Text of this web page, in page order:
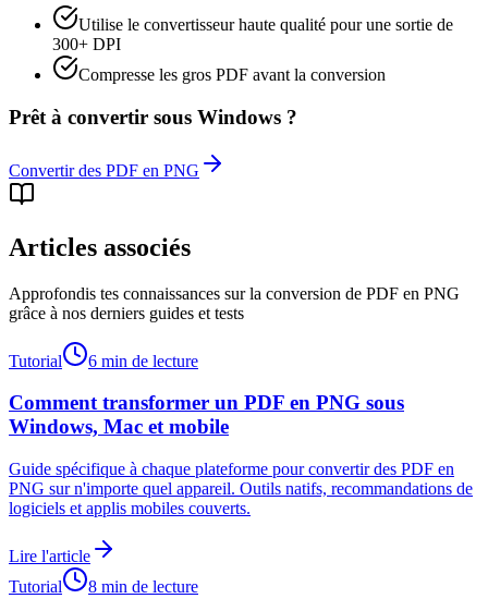
Utilise le convertisseur haute qualité pour une sortie de
300+ DPI
Compresse les gros PDF avant la conversion
Prêt à convertir sous Windows ?
Convertir des PDF en PNG
Articles associés
Approfondis tes connaissances sur la conversion de PDF en PNG
grâce à nos derniers guides et tests
Tutorial 6 min de lecture
Comment transformer un PDF en PNG sous
Windows, Mac et mobile
Guide spécifique à chaque plateforme pour convertir des PDF en
PNG sur n'importe quel appareil. Outils natifs, recommandations de
logiciels et applis mobiles couverts.
Lire l'article
Tutorial
8 min de lecture